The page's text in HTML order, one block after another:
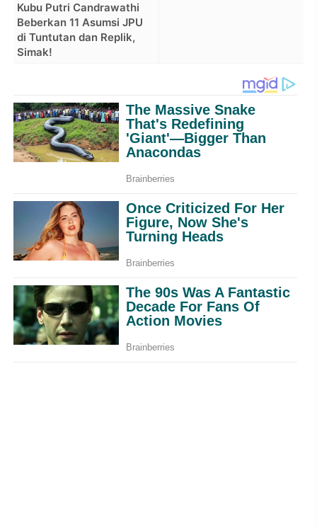
Kubu Putri Candrawathi
Beberkan 11 Asumsi JPU
di Tuntutan dan Replik,
Simak!